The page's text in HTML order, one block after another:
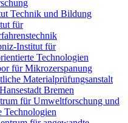
Technik und Bildung
für
Institut für
Technologien
für Mikrozerspanung
Materialprüfungsanstalt
Bremen
für Umweltforschung und
Technologien